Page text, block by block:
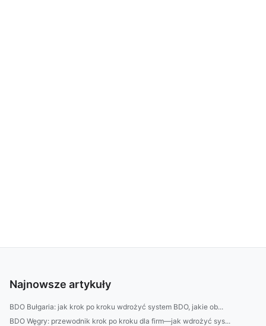
Najnowsze artykuły
BDO Bułgaria: jak krok po kroku wdrożyć system BDO, jakie ob...
BDO Węgry: przewodnik krok po kroku dla firm—jak wdrożyć sys...